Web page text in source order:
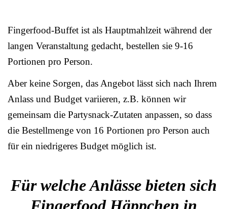
Fingerfood-Buffet ist als Hauptmahlzeit während der
langen Veranstaltung gedacht, bestellen sie 9-16
Portionen pro Person.
Aber keine Sorgen, das Angebot lässt sich nach Ihrem
Anlass und Budget variieren, z.B. können wir
gemeinsam die Partysnack-Zutaten anpassen, so dass
die Bestellmenge von 16 Portionen pro Person auch
für ein niedrigeres Budget möglich ist.
Für welche Anlässe bieten sich